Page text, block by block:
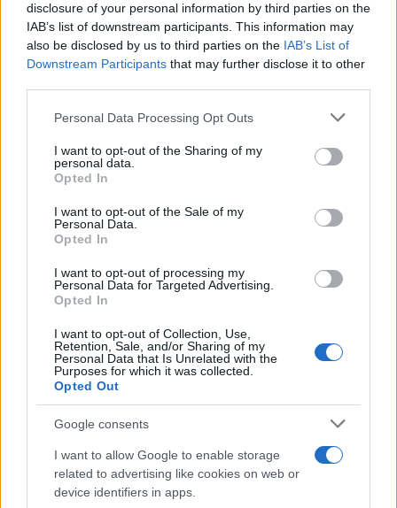
disclosure of your personal information by third parties on the
IAB’s list of downstream participants. This information may
also be disclosed by us to third parties on the IAB’s List of
Downstream Participants that may further disclose it to other
Please note that this website/app uses one or more Google
not limited to your visit or usage behaviour. You may click to
grant or deny consent to Google and its third-party tags to
use your data for below specified purposes in below Google
consent section.
Personal Data Processing Opt Outs
I want to opt-out of the Sharing of my
personal data.
Opted In
I want to opt-out of the Sale of my
Personal Data.
Opted In
I want to opt-out of processing my
Personal Data for Targeted Advertising.
Opted In
I want to opt-out of Collection, Use,
Retention, Sale, and/or Sharing of my
Personal Data that Is Unrelated with the
Purposes for which it was collected.
Opted Out
Google consents
I want to allow Google to enable storage
related to advertising like cookies on web or
device identifiers in apps.
Marco Tessari
Marco Tessari, giornalista trentino
specializzato in sport invernali e montagna,
segue da anni Coppa del Mondo di sci,
Olimpiadi invernali e alpinismo; racconta gare,
atleti e cultura della montagna con
competenza tecnica e passione per le terre
alte.